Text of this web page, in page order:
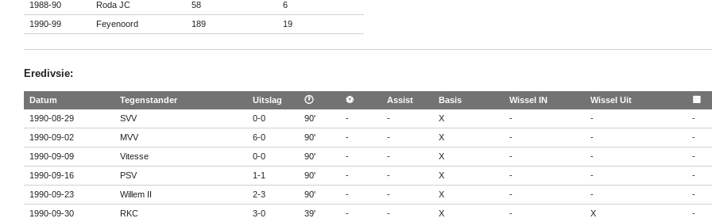
1988-90
Roda JC 58
6
1990-99
Feyenoord 189 19
Eredivsie:
Datum Tegenstander Uitslag 🕐 ⚽ Assist Basis Wissel IN Wissel Uit
🟨
1990-08-29
SVV 0-0 90' - - X - -
-
1990-09-02
MVV 6-0 90' - - X - -
-
1990-09-09
Vitesse 0-0 90' - - X - -
-
1990-09-16
PSV 1-1 90' - - X - -
-
1990-09-23
Willem II 2-3 90' - - X - -
-
1990-09-30
RKC 3-0 39' - - X - X
-